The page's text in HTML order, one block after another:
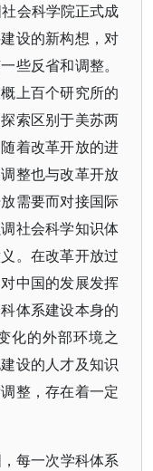
会科学院正式成
设的新构想，对
些反省和调整。
上百个研究所的
索区别于美苏两
着改革开放的进
整也与改革开放
需要而对接国际
社会科学知识体
。在改革开放过
中国的发展发挥
体系建设本身的
化的外部环境之
设的人才及知识
整，存在着一定
每一次学科体系